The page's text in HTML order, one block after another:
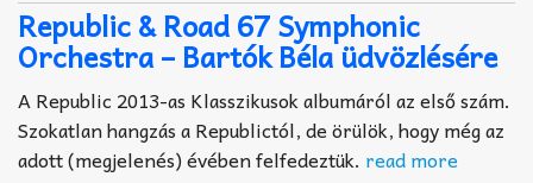
Republic & Road 67 Symphonic
Orchestra – Bartók Béla üdvözlésére
A Republic 2013-as Klasszikusok albumáról az első szám.
Szokatlan hangzás a Republictól, de örülök, hogy még az
adott (megjelenés) évében felfedeztük. read more